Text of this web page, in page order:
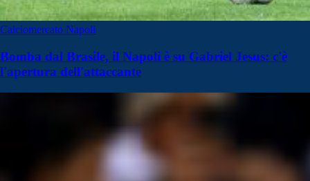
Calciomercato Napoli
Bomba dal Brasile, il Napoli è su Gabriel Jesus: c'è
l'apertura dell'attaccante